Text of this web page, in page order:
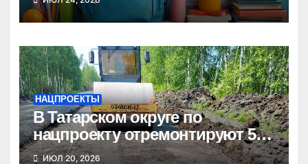
школе
НАЦПРОЕКТЫ
В Татарском округе по
нацпроекту отремонтируют 5
километров дорог
ИЮЛ 20, 2026